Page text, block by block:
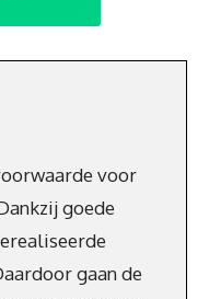
voor
goede
gaan de